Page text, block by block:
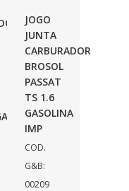
JOGO
JUNTA
CARBURADOR
BROSOL
PASSAT
TS 1.6
GASOLINA
IMP
COD.
G&B:
00209